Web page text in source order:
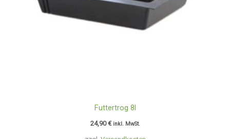
Futtertrog 8l
24,90€ inkl. MwSt.